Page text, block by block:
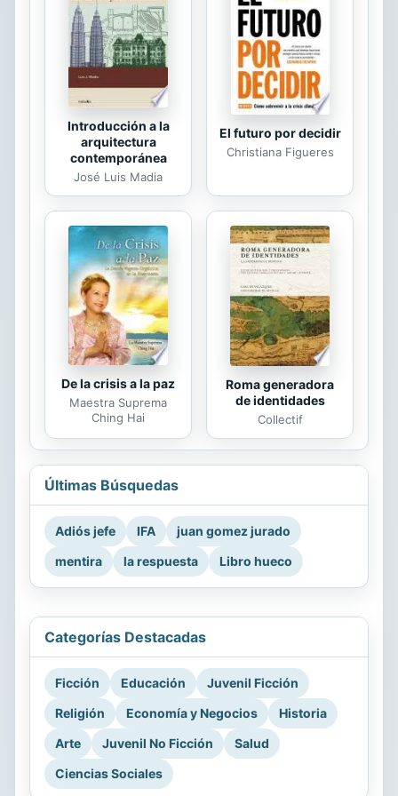
Introducción a la
arquitectura
contemporánea
José Luis Madia
El futuro por decidir
Christiana Figueres
De la crisis a la paz
Maestra Suprema
Ching Hai
Roma generadora
de identidades
Collectif
Últimas Búsquedas
Adiós jefe IFA
juan gomez jurado
mentira
la respuesta Libro hueco
Categorías Destacadas
Ficción Educación
Juvenil Ficción
Religión
Economía y Negocios
Historia
Arte
Juvenil No Ficción
Salud
Ciencias Sociales